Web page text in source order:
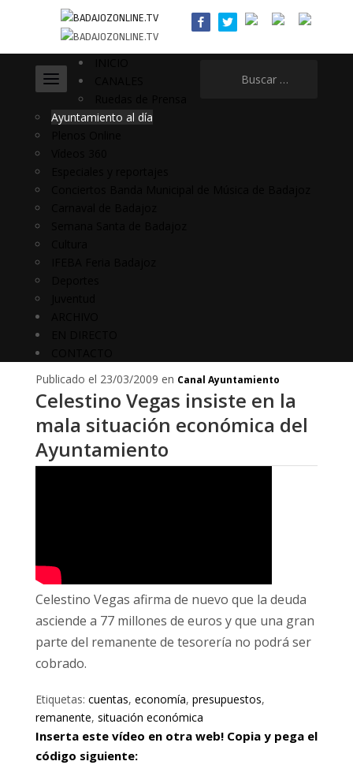
Ayuntamiento al día
Publicado el 23/03/2009 en Canal Ayuntamiento
Celestino Vegas insiste en la
mala situación económica del
Ayuntamiento
Celestino Vegas afirma de nuevo que la deuda
asciende a 77 millones de euros y que una gran
parte del remanente de tesorería no podrá ser
cobrado.
Etiquetas: cuentas, economía, presupuestos,
remanente, situación económica
Inserta este vídeo en otra web! Copia y pega el
código siguiente: